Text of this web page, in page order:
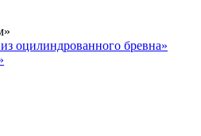
оцилиндрованного бревна»